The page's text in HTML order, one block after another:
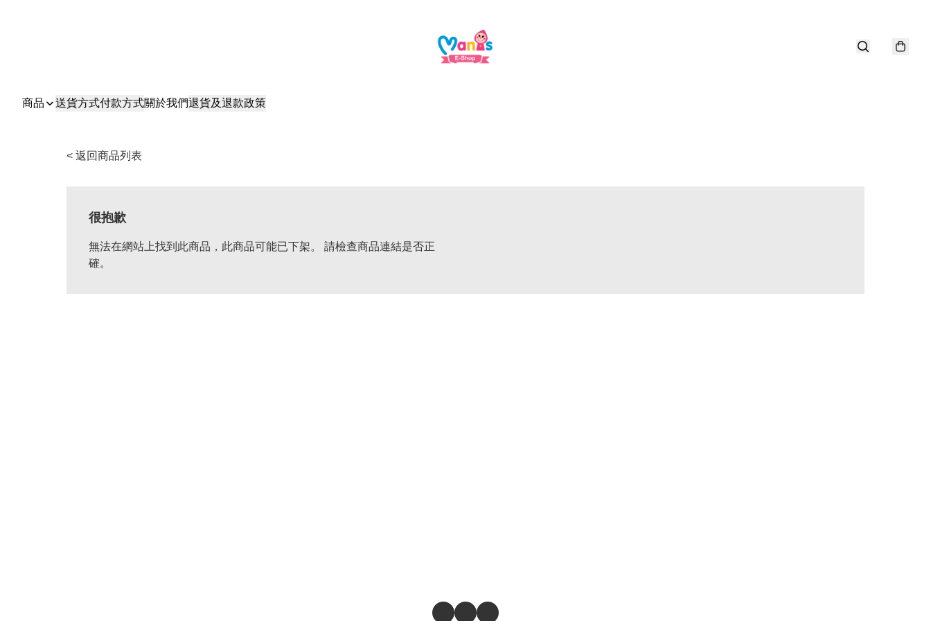
商品 送貨方式付款方式關於我們退貨及退款政策
< 返回商品列表
很抱歉
無法在網站上找到此商品，此商品可能已下架。 請檢查商品連結是否正
確。